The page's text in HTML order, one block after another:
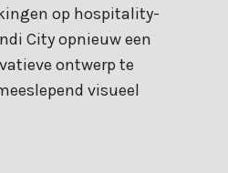
op hospitality-
City opnieuw een
ontwerp te
visueel